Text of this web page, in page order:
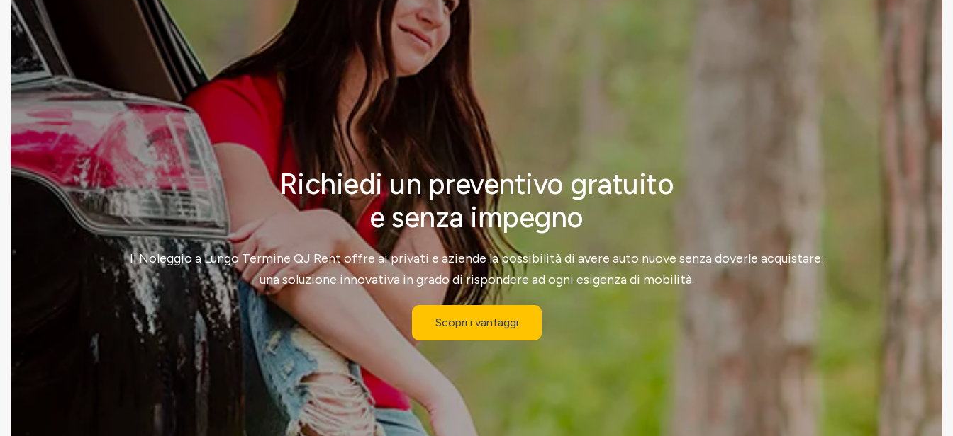
Richiedi un preventivo gratuito
e senza impegno
Il Noleggio a Lungo Termine QJ Rent offre ai privati e aziende la possibilità di avere auto nuove senza doverle acquistare:
una soluzione innovativa in grado di rispondere ad ogni esigenza di mobilità.
Scopri i vantaggi